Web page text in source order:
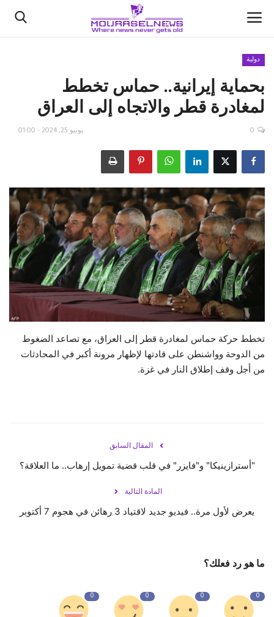
الأخبار
كتّابنا
اقتصاد
علوم وتكنولوجيا
رياضة
فيديو
دولية
بحماية إيرانية.. حماس تخطط
لمغادرة قطر والاتجاه إلى العراق
يونيو 25, 2024 - 01:00 0
تخطط حركة حماس لمغادرة قطر إلى العراق، مع تصاعد الضغوط
من الدوحة وواشنطن على قادتها لإظهار مرونة أكبر في المحادثات
من أجل وقف إطلاق النار في غزة.
المقال السابق
"أسترازينيكا" و"فايزر" في قلب قضية تمويل إرهاب.. ما العلاقة؟
المادة التالية
يعرض لأول مرة.. فيديو جديد لاقتياد 3 رهائن في هجوم 7 أكتوبر
ما هو رد فعلك؟
0
0
0
0